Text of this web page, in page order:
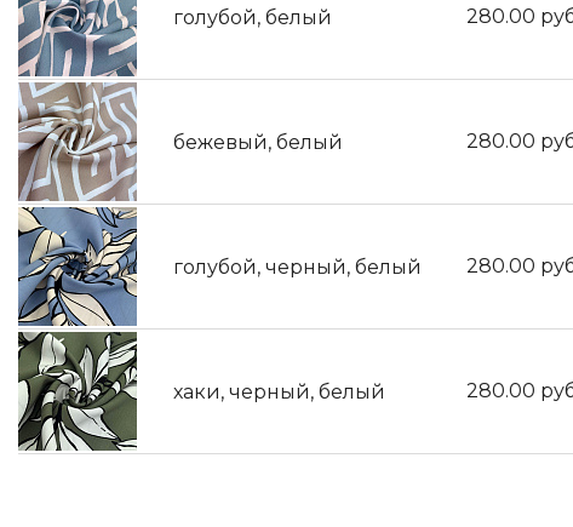
голубой, белый 280.00
бежевый, белый 280.00
голубой, черный, белый 280.00
хаки, черный, белый 280.00